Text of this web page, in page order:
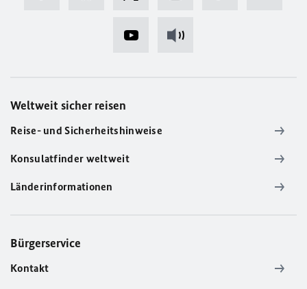
Weltweit sicher reisen
Reise- und Sicherheitshinweise
Konsulatfinder weltweit
Länderinformationen
Bürgerservice
Kontakt